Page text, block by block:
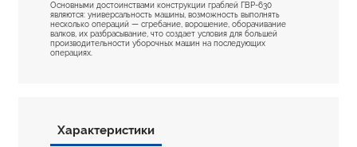
Основными достоинствами конструкции граблей ГВР-630
являются: универсальность машины, возможность выполнять
несколько операций — сгребание, ворошение, оборачивание
валков, их разбрасывание, что создает условия для большей
производительности уборочных машин на последующих
операциях.
Характеристики